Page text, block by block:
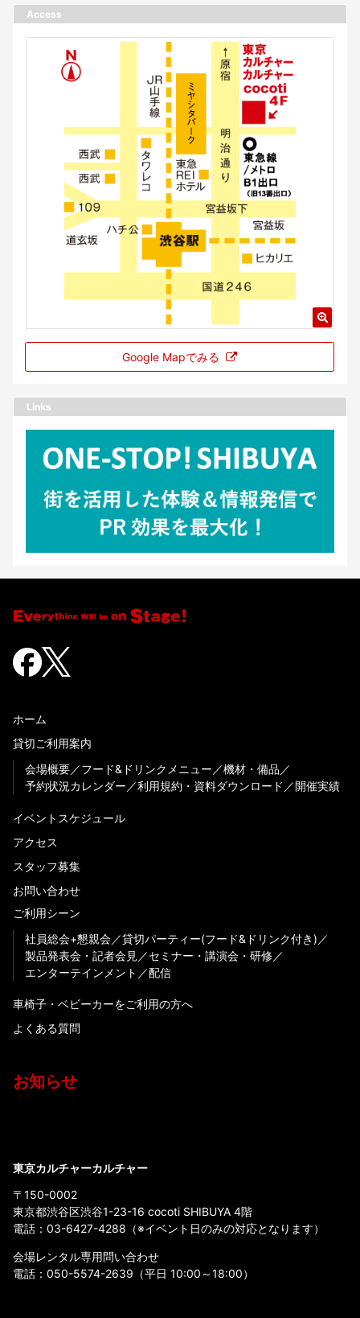
Access
Google Mapでみる
Links
ホーム
貸切ご利用案内
会場概要
フード&ドリンクメニュー
機材・備品
予約状況カレンダー
利用規約・資料ダウンロード 開催実績
イベントスケジュール
アクセス
スタッフ募集
お問い合わせ
ご利用シーン
社員総会+懇親会
貸切パーティー(フード&ドリンク付き)
製品発表会・記者会見
セミナー・講演会・研修
エンターテインメント
配信
車椅子・ベビーカーをご利用の方へ
よくある質問
お知らせ
東京カルチャーカルチャー
〒150-0002
東京都渋谷区渋谷1-23-16 cocoti SHIBUYA 4階
電話： 03-6427-4288 （※イベント日のみの対応となります）
会場レンタル専用問い合わせ
電話： 050-5574-2639 （平日 10:00～18:00）